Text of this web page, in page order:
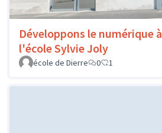
Développons le numérique à
l'école Sylvie Joly
école de Dierre
0 1